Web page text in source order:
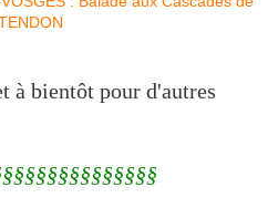
à bientôt pour d'autres